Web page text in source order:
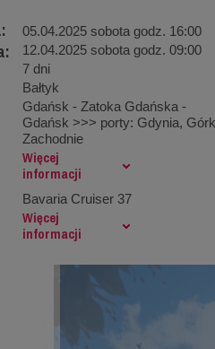
05.04.2025 sobota godz. 16:00
12.04.2025 sobota godz. 09:00
7 dni
Bałtyk
Gdańsk - Zatoka Gdańska -
Gdańsk >>> porty: Gdynia,
Zachodnie
Więcej
informacji
Bavaria Cruiser 37
Więcej
informacji